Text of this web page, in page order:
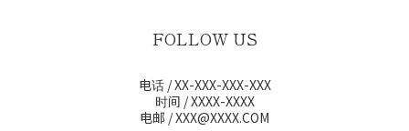
FOLLOW US
电话 / XX-XXX-XXX-XXX
时间 / XXXX-XXXX
电邮 / XXX@XXXX.COM